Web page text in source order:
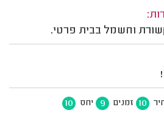
וחשמל בבית פרטי.
10 זמנים 9 יחס 10